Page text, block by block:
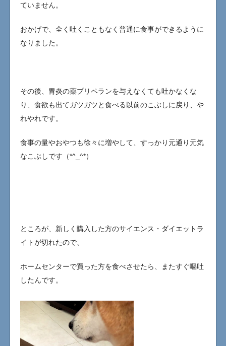
ていません。
おかげで、全く吐くこともなく普通に食事ができるように
なりました。
その後、胃炎の薬プリペランを与えなくても吐かなくな
り、食欲も出てガツガツと食べる以前のこぶしに戻り、や
れやれです。
食事の量やおやつも徐々に増やして、すっかり元通り元気
なこぶしです（*^_^*）
ところが、新しく購入した方のサイエンス・ダイエットラ
イトが切れたので、
ホームセンターで買った方を食べさせたら、またすぐ嘔吐
したんです。